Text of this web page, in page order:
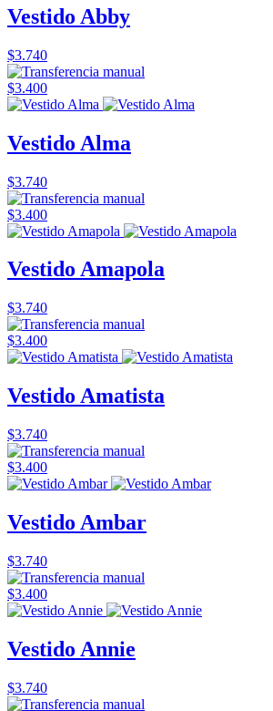
Vestido Abby
$3.740
$3.400
Vestido Alma
$3.740
$3.400
Vestido Amapola
$3.740
$3.400
Vestido Amatista
$3.740
$3.400
Vestido Ambar
$3.740
$3.400
Vestido Annie
$3.740